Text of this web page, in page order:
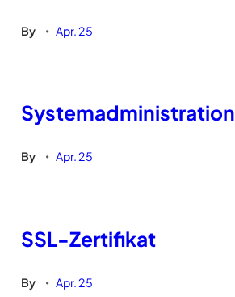
By • Apr. 25
Systemadministration
By • Apr. 25
SSL-Zertifikat
By • Apr. 25